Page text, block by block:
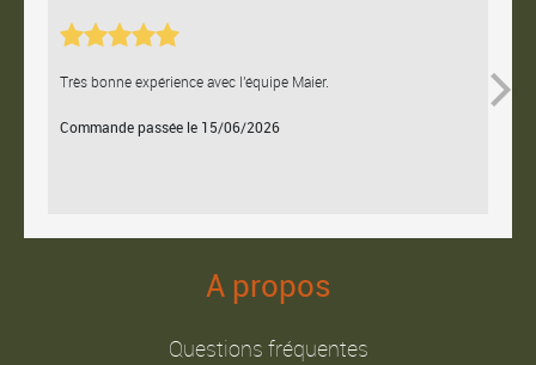
Très bonne expérience avec l'équipe Maier.
Commande passée le 15/06/2026
A propos
Questions fréquentes